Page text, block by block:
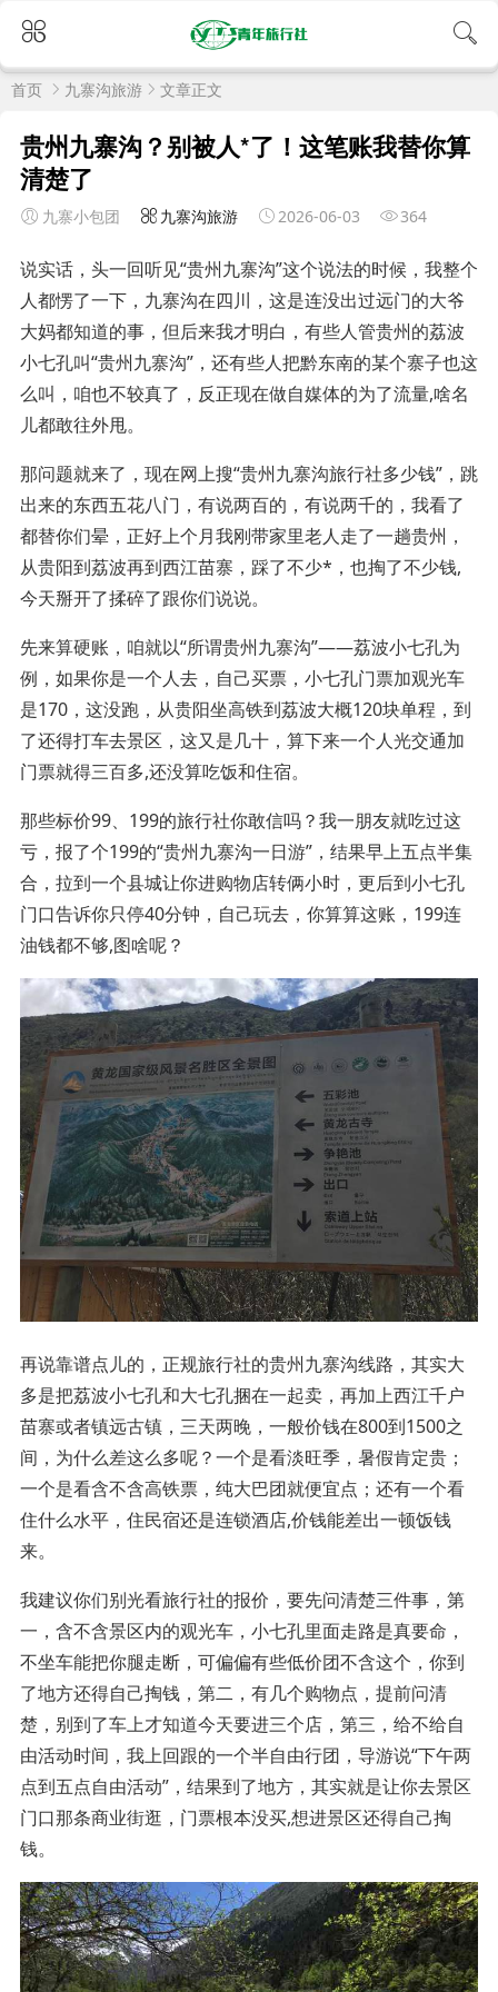
首页 九寨沟旅游 文章正文
贵州九寨沟？别被人*了！这笔账我替你算
清楚了
九寨小包团 九寨沟旅游 2026-06-03 364
说实话，头一回听见“贵州九寨沟”这个说法的时候，我整个
人都愣了一下，九寨沟在四川，这是连没出过远门的大爷
大妈都知道的事，但后来我才明白，有些人管贵州的荔波
小七孔叫“贵州九寨沟”，还有些人把黔东南的某个寨子也这
么叫，咱也不较真了，反正现在做自媒体的为了流量,啥名
儿都敢往外甩。
那问题就来了，现在网上搜“贵州九寨沟旅行社多少钱”，跳
出来的东西五花八门，有说两百的，有说两千的，我看了
都替你们晕，正好上个月我刚带家里老人走了一趟贵州，
从贵阳到荔波再到西江苗寨，踩了不少*，也掏了不少钱,
今天掰开了揉碎了跟你们说说。
先来算硬账，咱就以“所谓贵州九寨沟”——荔波小七孔为
例，如果你是一个人去，自己买票，小七孔门票加观光车
是170，这没跑，从贵阳坐高铁到荔波大概120块单程，到
了还得打车去景区，这又是几十，算下来一个人光交通加
门票就得三百多,还没算吃饭和住宿。
那些标价99、199的旅行社你敢信吗？我一朋友就吃过这
亏，报了个199的“贵州九寨沟一日游”，结果早上五点半集
合，拉到一个县城让你进购物店转俩小时，更后到小七孔
门口告诉你只停40分钟，自己玩去，你算算这账，199连
油钱都不够,图啥呢？
再说靠谱点儿的，正规旅行社的贵州九寨沟线路，其实大
多是把荔波小七孔和大七孔捆在一起卖，再加上西江千户
苗寨或者镇远古镇，三天两晚，一般价钱在800到1500之
间，为什么差这么多呢？一个是看淡旺季，暑假肯定贵；
一个是看含不含高铁票，纯大巴团就便宜点；还有一个看
住什么水平，住民宿还是连锁酒店,价钱能差出一顿饭钱
来。
我建议你们别光看旅行社的报价，要先问清楚三件事，第
一，含不含景区内的观光车，小七孔里面走路是真要命，
不坐车能把你腿走断，可偏偏有些低价团不含这个，你到
了地方还得自己掏钱，第二，有几个购物点，提前问清
楚，别到了车上才知道今天要进三个店，第三，给不给自
由活动时间，我上回跟的一个半自由行团，导游说“下午两
点到五点自由活动”，结果到了地方，其实就是让你去景区
门口那条商业街逛，门票根本没买,想进景区还得自己掏
钱。